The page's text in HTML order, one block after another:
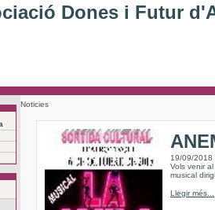
Dones i Futur
Noticies
19/09/2018
Vols venir
musical
Llegir més...